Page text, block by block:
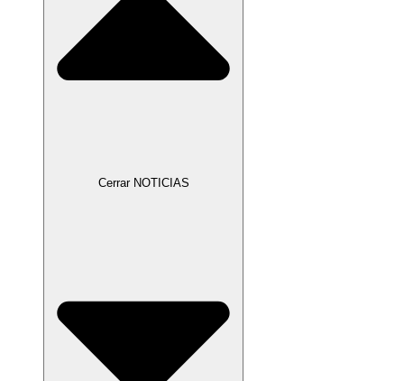
Cerrar NOTICIAS